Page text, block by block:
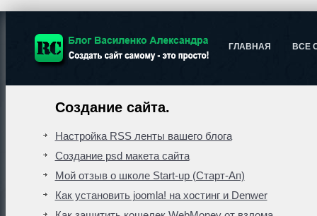
ВСЕ
ГЛАВНАЯ
Создание сайта.
Настройка RSS ленты вашего блога
Создание psd макета сайта
Мой отзыв о школе Start-up (Старт-Ап)
Как установить joomla! на хостинг и Denwer